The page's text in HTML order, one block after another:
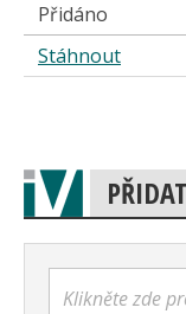
Přidáno
Stáhnout
Klikněte zde